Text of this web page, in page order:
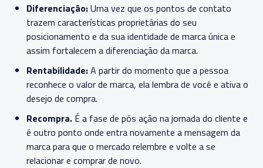
Diferenciação:Uma vez que os pontos de contato
trazem características proprietárias do seu
posicionamento e da sua identidade de marca única e
assim fortalecem a diferenciação da marca.
Rentabilidade:A partir do momento que a pessoa
reconhece o valor de marca, ela lembra de você e ativa o
desejo de compra.
Recompra. É a fase de pós ação na jornada do cliente e
é outro ponto onde entra novamente a mensagem da
marca para que o mercado relembre e volte a se
relacionar e comprar de novo.